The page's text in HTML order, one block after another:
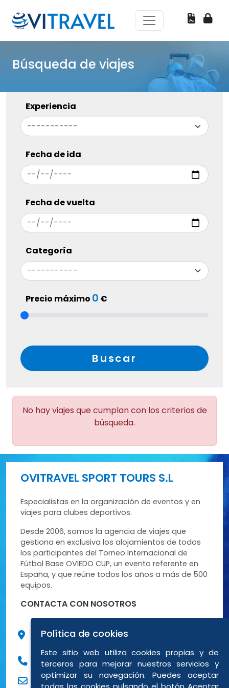
Búsqueda de viajes
Experiencia
Fecha de ida
Fecha de vuelta
Categoría
Precio máximo 0 €
Buscar
No hay viajes que cumplan con los criterios de
búsqueda.
OVITRAVEL SPORT TOURS S.L
Especialistas en la organización de eventos y en
viajes para clubes deportivos.
Desde 2006, somos la agencia de viajes que
gestiona en exclusiva los alojamientos de todos
los participantes del Torneo Internacional de
Fútbol Base OVIEDO CUP, un evento referente en
España, y que reúne todos los años a más de 500
equipos.
CONTACTA CON NOSOTROS
C/ Peña Santa de Enol, 9 Bajo posterior 3
984838694
eventos@ovitravel.es
Política de cookies
Este sitio web utiliza cookies propias y de
terceros para mejorar nuestros servicios y
optimizar su navegación. Puedes aceptar